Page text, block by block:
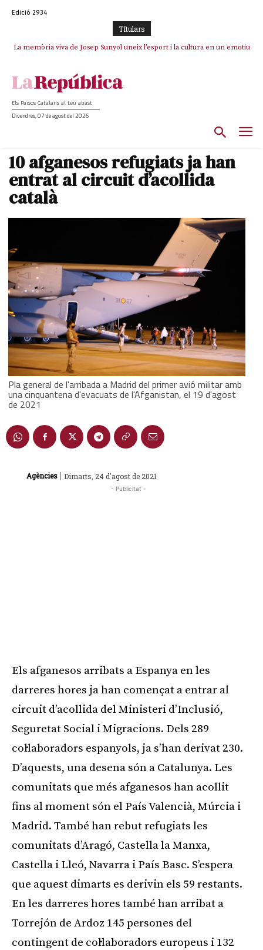
Edició 2934
TItulars
La memòria viva de Josep Sunyol uneix l’esport i la cultura en un emotiu
La “dignitat” a mitges de Marc Puigtió: renuncia a Girona pels àudios però
Els Països Catalans al teu abast
Divendres, 07 de agost del 2026
10 afganesos refugiats ja han
entrat al circuit d’acollida
català
Pla general de l'arribada a Madrid del primer avió militar amb
una cinquantena d'evacuats de l'Afganistan, el 19 d'agost
de 2021
Agències | Dimarts, 24 d'agost de 2021
- Publicitat -
Els afganesos arribats a Espanya en les
darreres hores ja han començat a entrar al
circuit d’acollida del Ministeri d’Inclusió,
Seguretat Social i Migracions. Dels 289
col·laboradors espanyols, ja s’han derivat 230.
D’aquests, una desena són a Catalunya. Les
comunitats que més afganesos han acollit
fins al moment són el País Valencià, Múrcia i
Madrid. També han rebut refugiats les
comunitats d’Aragó, Castella la Manxa,
Castella i Lleó, Navarra i País Basc. S’espera
que aquest dimarts es derivin els 59 restants.
En les darreres hores també han arribat a
Torrejón de Ardoz 145 persones del
contingent de col·laboradors europeus i 132